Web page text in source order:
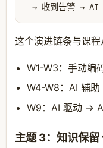
这个演进链条与课程
W1-W3：手动编
W4-W8：AI 辅
W9：AI 驱动 →
主题 3：知识保